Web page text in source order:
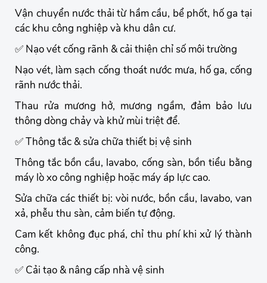
Vận chuyển nước thải từ hầm cầu, bể phốt, hố ga tại
các khu công nghiệp và khu dân cư.
✅ Nạo vét cống rãnh & cải thiện chỉ số môi trường
Nạo vét, làm sạch cống thoát nước mưa, hố ga, cống
rãnh nước thải.
Thau rửa mương hở, mương ngầm, đảm bảo lưu
thông dòng chảy và khử mùi triệt để.
✅ Thông tắc & sửa chữa thiết bị vệ sinh
Thông tắc bồn cầu, lavabo, cống sàn, bồn tiểu bằng
máy lò xo công nghiệp hoặc máy áp lực cao.
Sửa chữa các thiết bị: vòi nước, bồn cầu, lavabo, van
xả, phễu thu sàn, cảm biến tự động.
Cam kết không đục phá, chỉ thu phí khi xử lý thành
công.
✅ Cải tạo & nâng cấp nhà vệ sinh